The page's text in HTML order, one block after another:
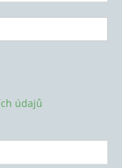
údajů